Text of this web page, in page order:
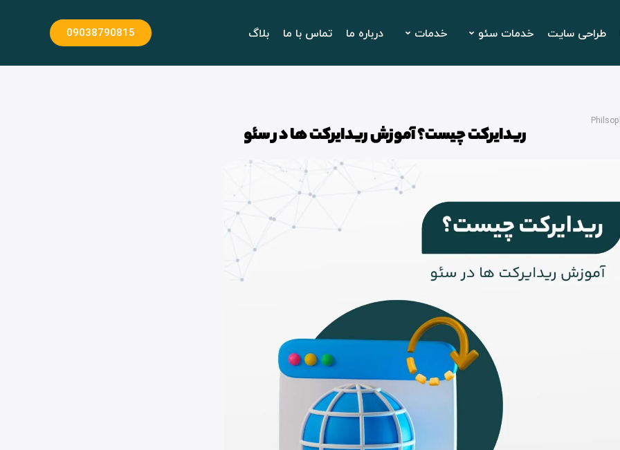
طراحی سایت خدمات سئو خدمات درباره ما تماس با ما بلاگ 09038790815
ریدایرکت چیست؟ آموزش ریدایرکت ها در سئو